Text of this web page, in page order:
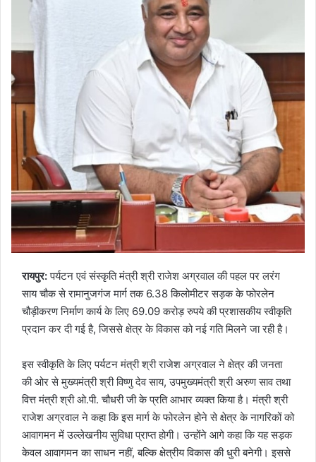
रायपुर:पर्यटन एवं संस्कृति मंत्री श्री राजेश अग्रवाल की पहल पर लरंग
साय चौक से रामानुजगंज मार्ग तक 6.38 किलोमीटर सड़क के फोरलेन
चौड़ीकरण निर्माण कार्य के लिए 69.09 करोड़ रुपये की प्रशासकीय स्वीकृति
प्रदान कर दी गई है, जिससे क्षेत्र के विकास को नई गति मिलने जा रही है।
इस स्वीकृति के लिए पर्यटन मंत्री श्री राजेश अग्रवाल ने क्षेत्र की जनता
की ओर से मुख्यमंत्री श्री विष्णु देव साय, उपमुख्यमंत्री श्री अरुण साव तथा
वित्त मंत्री श्री ओ.पी. चौधरी जी के प्रति आभार व्यक्त किया है। मंत्री श्री
राजेश अग्रवाल ने कहा कि इस मार्ग के फोरलेन होने से क्षेत्र के नागरिकों को
आवागमन में उल्लेखनीय सुविधा प्राप्त होगी। उन्होंने आगे कहा कि यह सड़क
केवल आवागमन का साधन नहीं, बल्कि क्षेत्रीय विकास की धुरी बनेगी। इससे